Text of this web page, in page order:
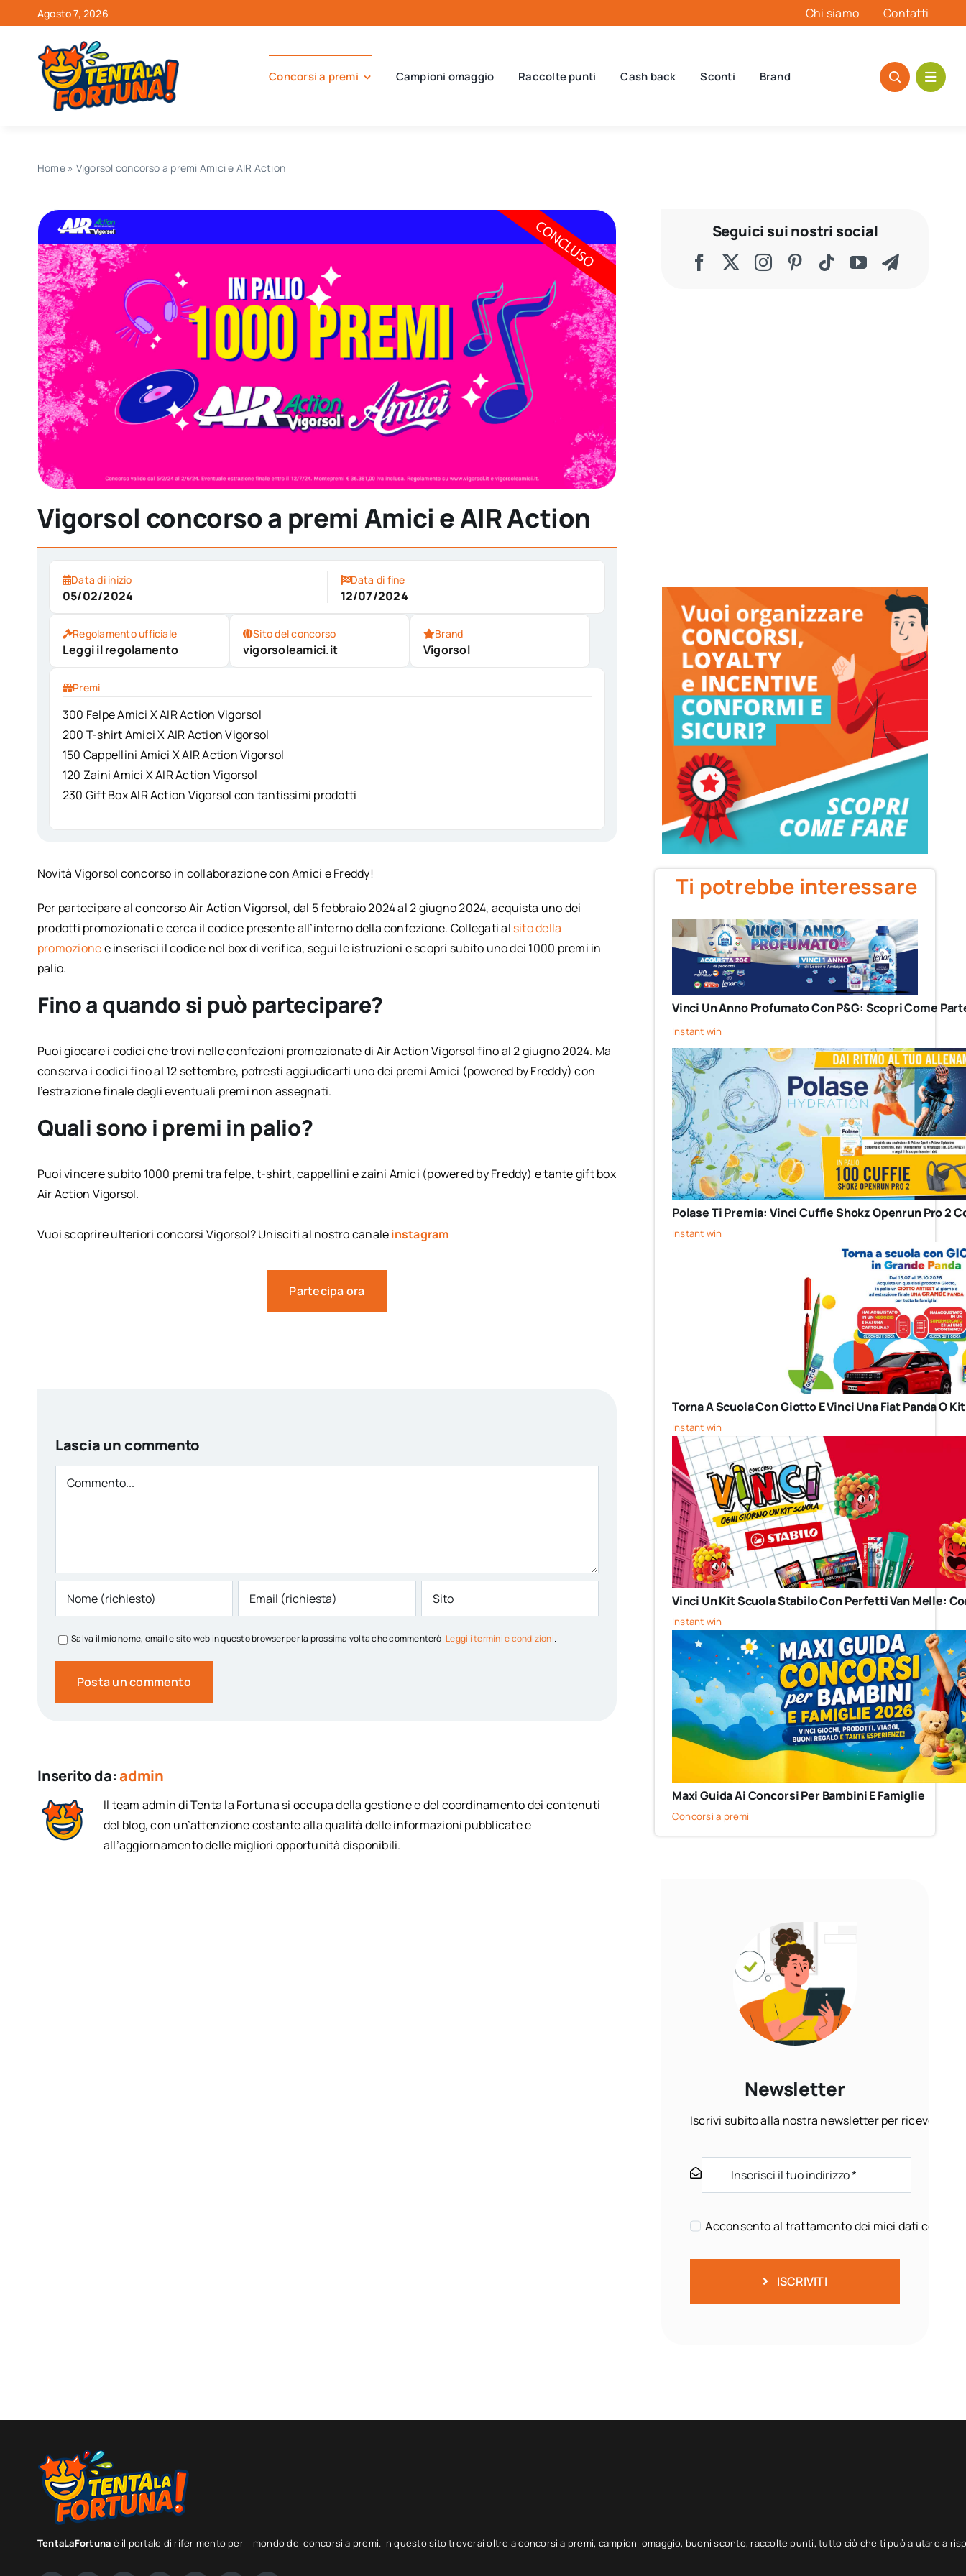
al
contenuto
Agosto 7, 2026 Chi siamo Contatti
Concorsi a premi Campioni omaggio Raccolte punti Cash back Sconti Brand
Home» Vigorsol concorso a premi Amici e AIR Action
Vigorsol concorso a premi Amici e AIR Action
Data di inizio
05/02/2024
Data di fine
12/07/2024
Regolamento ufficiale
Leggi il regolamento
Sito del concorso
vigorsoleamici.it
Brand
Vigorsol
Premi
300 Felpe Amici X AIR Action Vigorsol
200 T-shirt Amici X AIR Action Vigorsol
150 Cappellini Amici X AIR Action Vigorsol
120 Zaini Amici X AIR Action Vigorsol
230 Gift Box AIR Action Vigorsol con tantissimi prodotti
Novità Vigorsol concorso in collaborazione con Amici e Freddy!
Per partecipare al concorso Air Action Vigorsol, dal 5 febbraio 2024 al 2 giugno 2024, acquista uno dei
prodotti promozionati e cerca il codice presente all’interno della confezione. Collegati al sito della
promozionee inserisci il codice nel box di verifica, segui le istruzioni e scopri subito uno dei 1000 premi in
palio.
Fino a quando si può partecipare?
Puoi giocare i codici che trovi nelle confezioni promozionate di Air Action Vigorsol fino al 2 giugno 2024. Ma
conserva i codici fino al 12 settembre, potresti aggiudicarti uno dei premi Amici (powered by Freddy) con
l’estrazione finale degli eventuali premi non assegnati.
Quali sono i premi in palio?
Puoi vincere subito 1000 premi tra felpe, t-shirt, cappellini e zaini Amici (powered by Freddy) e tante gift box
Air Action Vigorsol.
Vuoi scoprire ulteriori concorsi Vigorsol? Unisciti al nostro canaleinstagram
Partecipa ora
Lascia un commento
Comment
Salva il mio nome, email e sito web in questo browser per la prossima volta che commenterò. Leggi i termini e condizioni.
Inserito da:admin
Il team admin di Tenta la Fortuna si occupa della gestione e del coordinamento dei contenuti
del blog, con un’attenzione costante alla qualità delle informazioni pubblicate e
all’aggiornamento delle migliori opportunità disponibili.
Seguici sui nostri social
Ti potrebbe interessare
Vinci Un Anno Profumato Con P&G: Scopri Come
Instant win
Polase Ti Premia: Vinci Cuffie Shokz Openrun Pro 2
Instant win
Torna A Scuola Con Giotto E Vinci Una Fiat Panda O
Instant win
Vinci Un Kit Scuola Stabilo Con Perfetti Van Melle:
Instant win
Maxi Guida Ai Concorsi Per Bambini E Famiglie
Concorsi a premi
Newsletter
Iscrivi subito alla nostra newsletter per ricevere
Acconsento al trattamento dei miei dati come
ISCRIVITI
TentaLaFortuna è il portale di riferimento per il mondo dei concorsi a premi. In questo sito troverai oltre a concorsi a premi, campioni omaggio, buoni sconto, raccolte punti, tutto ciò che ti può aiutare a